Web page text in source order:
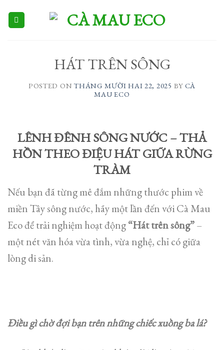
content
HÁT TRÊN SÔNG
POSTED ONTHÁNG MƯỜI HAI 22, 2025 BY CÀ
MAU ECO
LÊNH ĐÊNH SÔNG NƯỚC – THẢ
HỒN THEO ĐIỆU HÁT GIỮA RỪNG
TRÀM
​Nếu bạn đã từng mê đắm những thước phim về
miền Tây sông nước, hãy một lần đến với Cà Mau
Eco để trải nghiệm hoạt động“Hát trên sông”–
một nét văn hóa vừa tình, vừa nghệ, chỉ có giữa
lòng di sản.
Điều gì chờ đợi bạn trên những chiếc xuồng ba lá?